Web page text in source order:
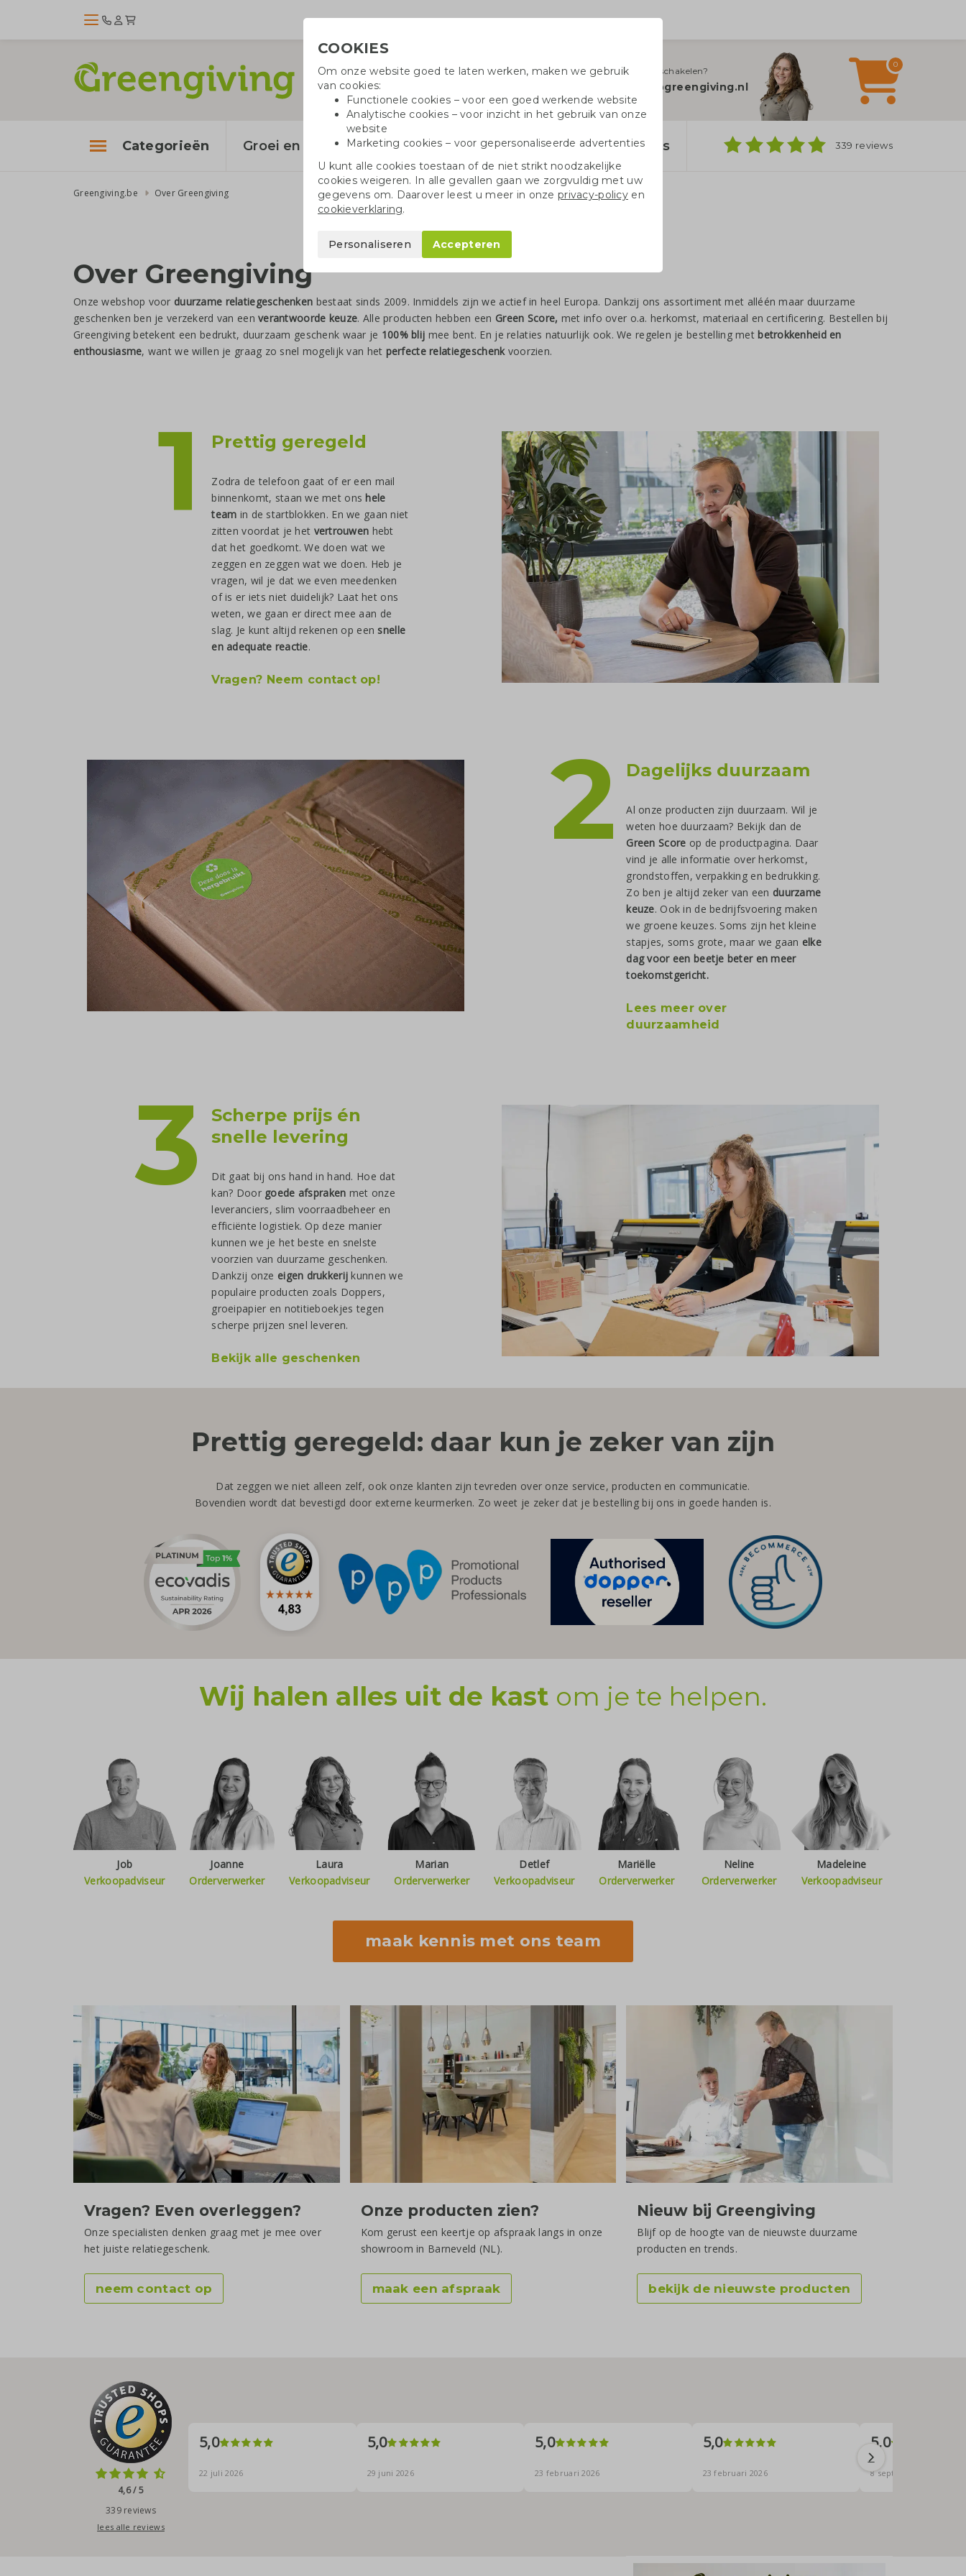
Hulplijn inschakelen?
info@greengiving.nl
0
Categorieën Groei en bloei Drinkflessen Balpennen Tote bags 339 reviews
Greengiving.be Over Greengiving
Over Greengiving
Onze webshop voor duurzame relatiegeschenken bestaat sinds 2009. Inmiddels zijn we actief in heel Europa. Dankzij ons assortiment met alléén maar duurzame
geschenken ben je verzekerd van eenverantwoorde keuze. Alle producten hebben een Green Score, met info over o.a. herkomst, materiaal en certificering. Bestellen bij
Greengiving betekent een bedrukt, duurzaam geschenk waar je 100% blij mee bent. En je relaties natuurlijk ook. We regelen je bestelling metbetrokkenheid en
enthousiasme, want we willen je graag zo snel mogelijk van het perfecte relatiegeschenkvoorzien.
1 Prettig geregeld
Zodra de telefoon gaat of er een mail
binnenkomt, staan we met onshele
team in de startblokken. En we gaan niet
zitten voordat je het vertrouwen hebt
dat het goedkomt. We doen wat we
zeggen en zeggen wat we doen. Heb je
vragen, wil je dat we even meedenken
of is er iets niet duidelijk? Laat het ons
weten, we gaan er direct mee aan de
slag. Je kunt altijd rekenen op eensnelle
en adequate reactie.
Vragen? Neem contact op!
2 Dagelijks duurzaam
Al onze producten zijn duurzaam. Wil je
weten hoe duurzaam? Bekijk dan de
Green Score op de productpagina. Daar
vind je alle informatie over herkomst,
grondstoffen, verpakking en bedrukking.
Zo ben je altijd zeker van een duurzame
keuze. Ook in de bedrijfsvoering maken
we groene keuzes. Soms zijn het kleine
stapjes, soms grote, maar we gaan elke
dag voor een beetje beter en meer
toekomstgericht.
Lees meer over
duurzaamheid
3
Scherpe prijs én
snelle levering
Dit gaat bij ons hand in hand. Hoe dat
kan? Door goede afspraken met onze
leveranciers, slim voorraadbeheer en
efficiënte logistiek. Op deze manier
kunnen we je het beste en snelste
voorzien van duurzame geschenken.
Dankzij onze eigen drukkerij kunnen we
populaire producten zoals Doppers,
groeipapier en notitieboekjes tegen
scherpe prijzen snel leveren.
Bekijk alle geschenken
Prettig geregeld: daar kun je zeker van zijn
Dat zeggen we niet alleen zelf, ook onze klanten zijn tevreden over onze service, producten en communicatie.
Bovendien wordt dat bevestigd door externe keurmerken. Zo weet je zeker dat je bestelling bij ons in goede handen is.
Wij halen alles uit de kast om je te helpen.
Job
Verkoopadviseur
Joanne
Orderverwerker
Laura
Verkoopadviseur
Marian
Orderverwerker
Detlef
Verkoopadviseur
Mariëlle
Orderverwerker
Neline
Orderverwerker
Madeleine
Verkoopadviseur
maak kennis met ons team
Vragen? Even overleggen?
Onze specialisten denken graag met je mee over
het juiste relatiegeschenk.
neem contact op
Onze producten zien?
Kom gerust een keertje op afspraak langs in onze
showroom in Barneveld (NL).
maak een afspraak
Nieuw bij Greengiving
Blijf op de hoogte van de nieuwste duurzame
producten en trends.
bekijk de nieuwste producten
4,6 / 5
339 reviews
lees alle reviews
5,0
22 juli 2026
5,0
29 juni 2026
5,0
23 februari 2026
5,0
23 februari 2026
5,0
8 september 2025
COOKIES
Om onze website goed te laten werken, maken we gebruik
van cookies:
Functionele cookies – voor een goed werkende website
Analytische cookies – voor inzicht in het gebruik van onze
website
Marketing cookies – voor gepersonaliseerde advertenties
U kunt alle cookies toestaan of de niet strikt noodzakelijke
cookies weigeren. In alle gevallen gaan we zorgvuldig met uw
gegevens om. Daarover leest u meer in onzeprivacy-policyen
cookieverklaring.
Personaliseren Accepteren